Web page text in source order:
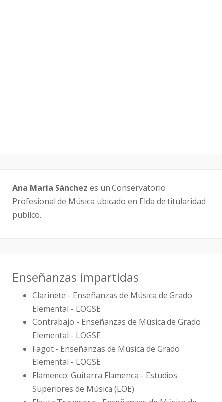
Ana María Sánchez es un Conservatorio
Profesional de Música ubicado en Elda de titularidad
publico.
Enseñanzas impartidas
Clarinete - Enseñanzas de Música de Grado
Elemental - LOGSE
Contrabajo - Enseñanzas de Música de Grado
Elemental - LOGSE
Fagot - Enseñanzas de Música de Grado
Elemental - LOGSE
Flamenco: Guitarra Flamenca - Estudios
Superiores de Música (LOE)